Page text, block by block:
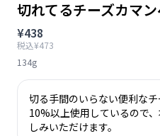
切れてるチーズカマ
¥438
税込¥473
134g
切る手間のいらない便利な
10%以上使用しているので
しみいただけます。